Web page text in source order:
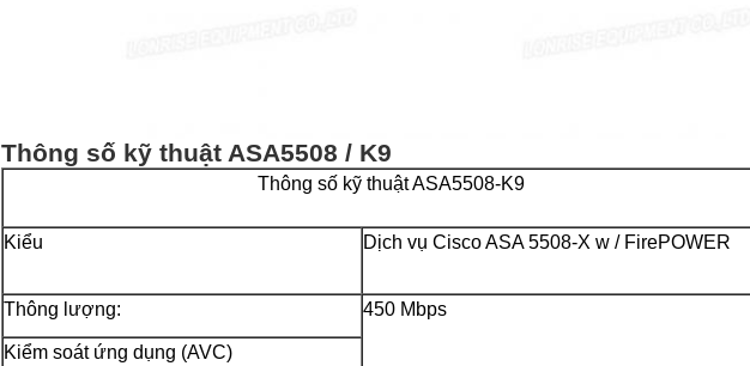
Thông số kỹ thuật ASA5508 / K9
Thông số kỹ thuật ASA5508-K9
Kiểu Dịch vụ Cisco ASA 5508-X w / FirePOWER
Thông lượng: 450 Mbps
Kiểm soát ứng dụng (AVC)